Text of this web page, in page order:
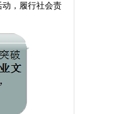
，履行社会责